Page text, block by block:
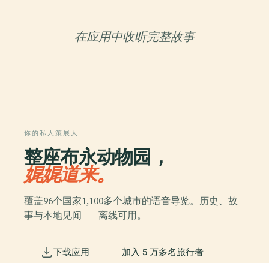
在应用中收听完整故事
你的私人策展人
整座布永动物园，
娓娓道来。
覆盖96个国家1,100多个城市的语音导览。历史、故
事与本地见闻——离线可用。
下载应用 加入 5 万多名旅行者